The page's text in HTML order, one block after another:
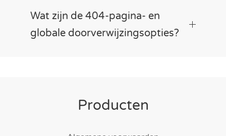
Wat zijn de 404-pagina- en
globale doorverwijzingsopties?
Producten